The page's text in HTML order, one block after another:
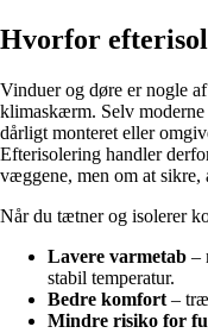
Hvorfor
Vinduer og døre er nogle
klimaskærm. Selv
dårligt monteret eller
Efterisolering handler
væggene, men om at sikre,
Når du tætner og isolerer
Lavere varmetab –
stabil temperatur.
Bedre komfort –
Mindre risiko for